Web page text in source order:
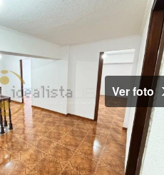
Ver foto